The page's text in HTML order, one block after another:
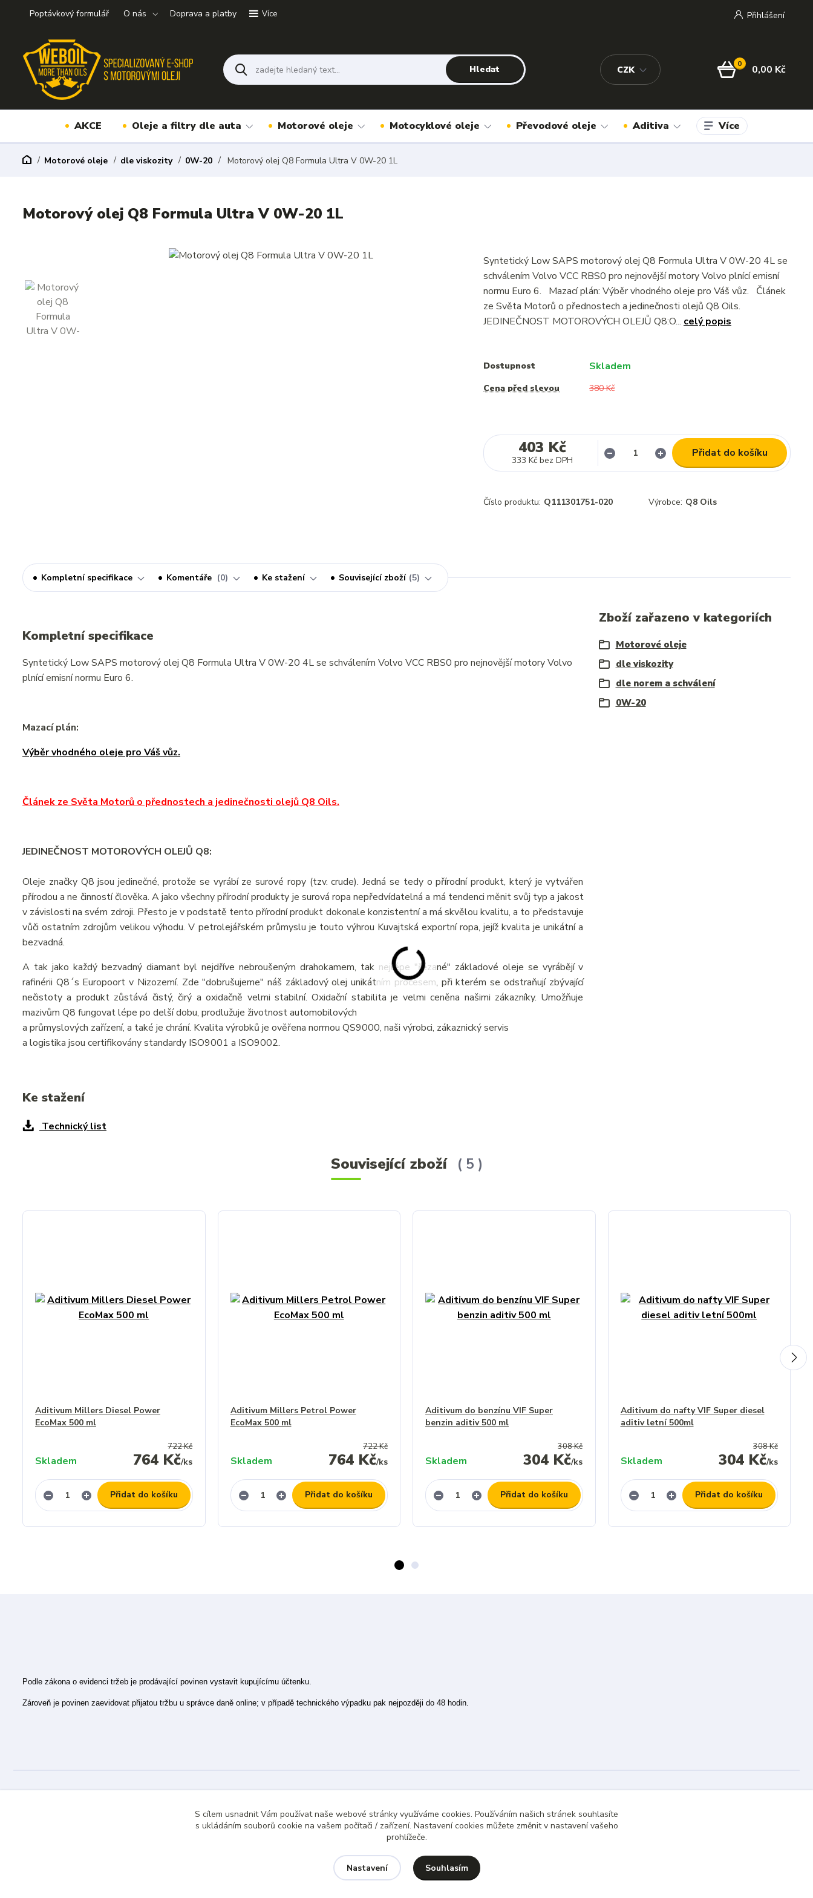
Poptávkový formulář O nás Doprava a platby Více
CZK
Přihlášení
Hledat 0 0,00 Kč
AKCE Oleje a filtry dle auta Motorové oleje Motocyklové oleje Převodové oleje Aditiva Více
Motorové oleje dle viskozity 0W-20 Motorový olej Q8 Formula Ultra V 0W-20 1L
Motorový olej Q8 Formula Ultra V 0W-20 1L
Syntetický Low SAPS motorový olej Q8 Formula Ultra V 0W-20 4L se
schválením Volvo VCC RBS0 pro nejnovější motory Volvo plnící emisní
normu Euro 6. Mazací plán: Výběr vhodného oleje pro Váš vůz. Článek
ze Světa Motorů o přednostech a jedinečnosti olejů Q8 Oils.
JEDINEČNOST MOTOROVÝCH OLEJŮ Q8:O... celý popis
Dostupnost Skladem
Cena před slevou 380 Kč
403 Kč
333 Kč bez DPH
Přidat do košíku
Číslo produktu: Q111301751-020 Výrobce: Q8 Oils
Kompletní specifikace Komentáře 0 Ke stažení Související zboží 5
Kompletní specifikace
Syntetický Low SAPS motorový olej Q8 Formula Ultra V 0W-20 4L se schválením Volvo VCC RBS0 pro nejnovější motory Volvo
plnící emisní normu Euro 6.
Mazací plán:
Výběr vhodného oleje pro Váš vůz.
Článek ze Světa Motorů o přednostech a jedinečnosti olejů Q8 Oils.
JEDINEČNOST MOTOROVÝCH OLEJŮ Q8:
Oleje značky Q8 jsou jedinečné, protože se vyrábí ze surové ropy (tzv. crude). Jedná se tedy o přírodní produkt, který je vytvářen
přírodou a ne činností člověka. A jako všechny přírodní produkty je surová ropa nepředvídatelná a má tendenci měnit svůj typ a jakost
v závislosti na svém zdroji. Přesto je v podstatě tento přírodní produkt dokonale konzistentní a má skvělou kvalitu, a to představuje
vůči ostatním zdrojům velikou výhodu. V petrolejářském průmyslu je touto výhrou Kuvajtská exportní ropa, jejíž kvalita je unikátní a
bezvadná.
A tak jako každý bezvadný diamant byl nejdříve nebroušeným drahokamem, tak nejlépe "řezané" základové oleje se vyrábějí v
rafinérii Q8´s Europoort v Nizozemí. Zde "dobrušujeme" náš základový olej unikátním procesem, při kterém se odstraňují zbývající
nečistoty a produkt zůstává čistý, čirý a oxidačně velmi stabilní. Oxidační stabilita je velmi ceněna našimi zákazníky. Umožňuje
mazivům Q8 fungovat lépe po delší dobu, prodlužuje životnost automobilových
a průmyslových zařízení, a také je chrání. Kvalita výrobků je ověřena normou QS9000, naši výrobci, zákaznický servis
a logistika jsou certifikovány standardy ISO9001 a ISO9002.
Zboží zařazeno v kategoriích
Motorové oleje
dle viskozity
dle norem a schválení
0W-20
Ke stažení
Technický list
Související zboží 5
Aditivum Millers Diesel Power
EcoMax 500 ml
722 Kč
764 Kč/ks
Skladem
Přidat do košíku
Aditivum Millers Petrol Power
EcoMax 500 ml
722 Kč
764 Kč/ks
Skladem
Přidat do košíku
Aditivum do benzínu VIF Super
benzin aditiv 500 ml
308 Kč
304 Kč/ks
Skladem
Přidat do košíku
Aditivum do nafty VIF Super diesel
aditiv letní 500ml
308 Kč
304 Kč/ks
Skladem
Přidat do košíku
Podle zákona o evidenci tržeb je prodávající povinen vystavit kupujícímu účtenku.
Zároveň je povinen zaevidovat přijatou tržbu u správce daně online; v případě technického výpadku pak nejpozději do 48 hodin.
S cílem usnadnit Vám používat naše webové stránky využíváme cookies. Používáním našich stránek souhlasíte
s ukládáním souborů cookie na vašem počítači / zařízení. Nastavení cookies můžete změnit v nastavení vašeho
prohlížeče.
Nastavení Souhlasím